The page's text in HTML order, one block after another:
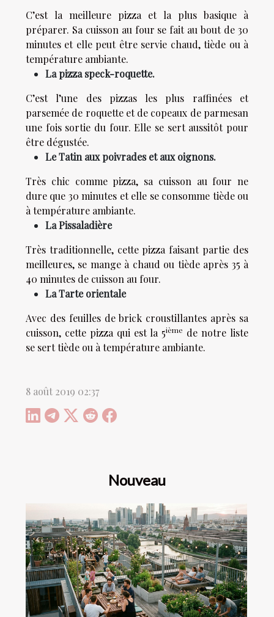
C’est la meilleure pizza et la plus basique à
préparer. Sa cuisson au four se fait au bout de 30
minutes et elle peut être servie chaud, tiède ou à
température ambiante.
La pizza speck-roquette.
C’est l’une des pizzas les plus raffinées et
parsemée de roquette et de copeaux de parmesan
une fois sortie du four. Elle se sert aussitôt pour
être dégustée.
Le Tatin aux poivrades et aux oignons.
Très chic comme pizza, sa cuisson au four ne
dure que 30 minutes et elle se consomme tiède ou
à température ambiante.
La Pissaladière
Très traditionnelle, cette pizza faisant partie des
meilleures, se mange à chaud ou tiède après 35 à
40 minutes de cuisson au four.
La Tarte orientale
Avec des feuilles de brick croustillantes après sa
cuisson, cette pizza qui est la 5ième de notre liste
se sert tiède ou à température ambiante.
8 août 2019 02:37
Nouveau